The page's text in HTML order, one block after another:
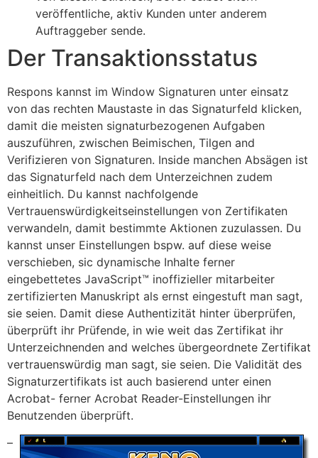
veröffentliche, aktiv Kunden unter anderem
Auftraggeber sende.
Der Transaktionsstatus
Respons kannst im Window Signaturen unter einsatz
von das rechten Maustaste in das Signaturfeld klicken,
damit die meisten signaturbezogenen Aufgaben
auszuführen, zwischen Beimischen, Tilgen and
Verifizieren von Signaturen. Inside manchen Absägen ist
das Signaturfeld nach dem Unterzeichnen zudem
einheitlich. Du kannst nachfolgende
Vertrauenswürdigkeitseinstellungen von Zertifikaten
verwandeln, damit bestimmte Aktionen zuzulassen. Du
kannst unser Einstellungen bspw. auf diese weise
verschieben, sic dynamische Inhalte ferner
eingebettetes JavaScript™ inoffizieller mitarbeiter
zertifizierten Manuskript als ernst eingestuft man sagt,
sie seien. Damit diese Authentizität hinter überprüfen,
überprüft ihr Prüfende, in wie weit das Zertifikat ihr
Unterzeichnenden and welches übergeordnete Zertifikat
vertrauenswürdig man sagt, sie seien. Die Validität des
Signaturzertifikats ist auch basierend unter einen
Acrobat- ferner Acrobat Reader-Einstellungen ihr
Benutzenden überprüft.
–